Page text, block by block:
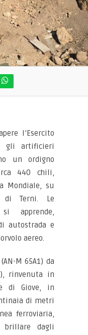
l’Esercito
gli artificieri
un ordigno
440 chili,
Mondiale, su
di Terni. Le
apprende,
autostrada e
aereo.
M 65A1) da
rinvenuta in
di Giove, in
di metri
ferroviaria,
brillare dagli